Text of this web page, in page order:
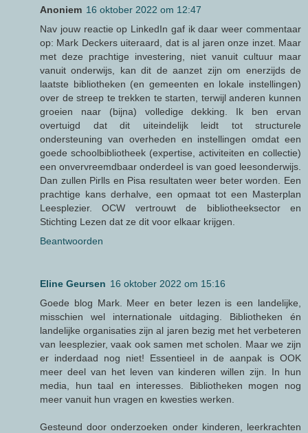
Anoniem 16 oktober 2022 om 12:47
Nav jouw reactie op LinkedIn gaf ik daar weer commentaar
op: Mark Deckers uiteraard, dat is al jaren onze inzet. Maar
met deze prachtige investering, niet vanuit cultuur maar
vanuit onderwijs, kan dit de aanzet zijn om enerzijds de
laatste bibliotheken (en gemeenten en lokale instellingen)
over de streep te trekken te starten, terwijl anderen kunnen
groeien naar (bijna) volledige dekking. Ik ben ervan
overtuigd dat dit uiteindelijk leidt tot structurele
ondersteuning van overheden en instellingen omdat een
goede schoolbibliotheek (expertise, activiteiten en collectie)
een onvervreemdbaar onderdeel is van goed leesonderwijs.
Dan zullen Pirlls en Pisa resultaten weer beter worden. Een
prachtige kans derhalve, een opmaat tot een Masterplan
Leesplezier. OCW vertrouwt de bibliotheeksector en
Stichting Lezen dat ze dit voor elkaar krijgen.
Beantwoorden
Eline Geursen 16 oktober 2022 om 15:16
Goede blog Mark. Meer en beter lezen is een landelijke,
misschien wel internationale uitdaging. Bibliotheken én
landelijke organisaties zijn al jaren bezig met het verbeteren
van leesplezier, vaak ook samen met scholen. Maar we zijn
er inderdaad nog niet! Essentieel in de aanpak is OOK
meer deel van het leven van kinderen willen zijn. In hun
media, hun taal en interesses. Bibliotheken mogen nog
meer vanuit hun vragen en kwesties werken.
Gesteund door onderzoeken onder kinderen, leerkrachten